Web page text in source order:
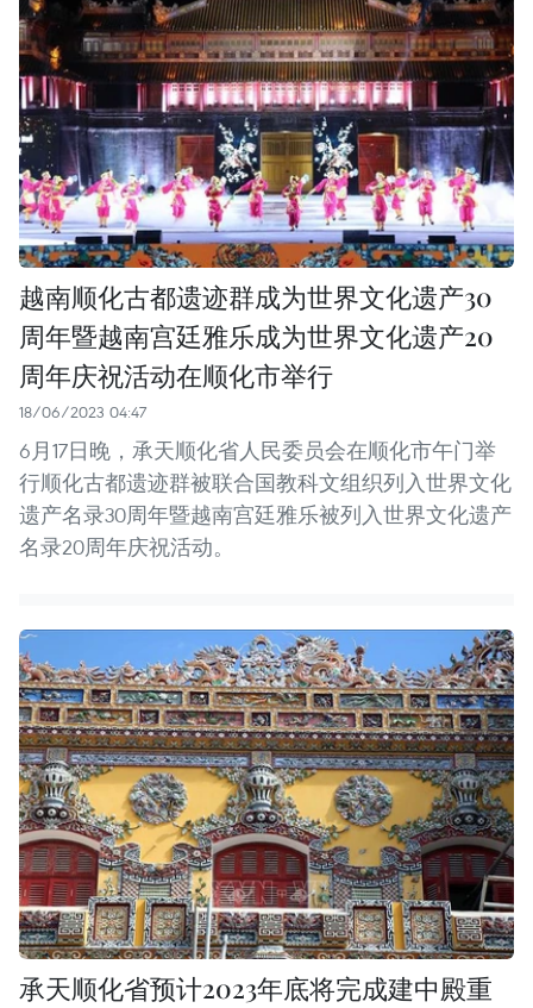
越南顺化古都遗迹群成为世界文化遗产30
周年暨越南宫廷雅乐成为世界文化遗产20
周年庆祝活动在顺化市举行
18/06/2023 04:47
6月17日晚，承天顺化省人民委员会在顺化市午门举
行顺化古都遗迹群被联合国教科文组织列入世界文化
遗产名录30周年暨越南宫廷雅乐被列入世界文化遗产
名录20周年庆祝活动。
承天顺化省预计2023年底将完成建中殿重